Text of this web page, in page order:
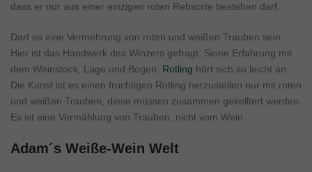
dass er nur aus einer einzigen roten Rebsorte bestehen darf.
Darf es eine Vermehrung von roten und weißen Trauben sein.
Hier ist das Handwerk des Winzers gefragt. Seine Erfahrung mit
dem Weinstock, Lage und Bogen. Rotling hört sich so leicht an.
Die Kunst ist es einen fruchtigen Rotling herzustellen nur mit roten
und weißen Trauben, diese müssen zusammen gekelltert werden.
Es ist eine Vermählung von Trauben, nicht vom Wein.
Adam´s Weiße-Wein Welt